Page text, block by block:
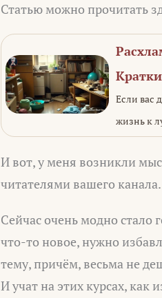
Статью можно прочитать
Если вас
жизнь к
И вот, у меня возникли
читателями вашего канала.
Сейчас очень модно стало
что-то новое, нужно
тему, причём, весьма не
И учат на этих курсах, как